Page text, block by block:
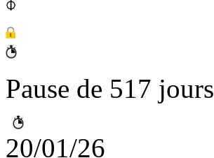
Pause de 517 jours
20/01/26